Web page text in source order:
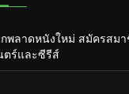
พลาดหนังใหม่ สมัครสม
ตร์และซีรีส์